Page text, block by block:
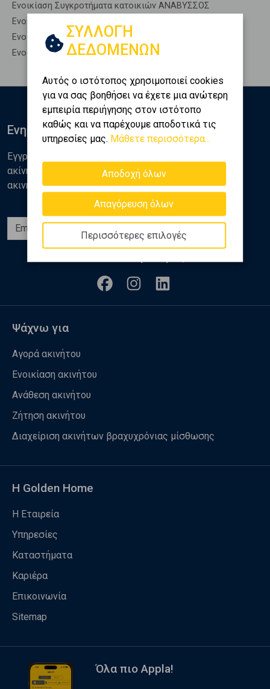
Ενοικίαση Συγκροτήματα κατοικιών ΑΝΑΒΥΣΣΟΣ
Ενοικίαση Υπόγεια ΑΝΑΒΥΣΣΟΣ
Ενοικίαση Υπόσκαφα ΑΝΑΒΥΣΣΟΣ
Ενοικίαση Υπολ. υψουν ΑΝΑΒΥΣΣΟΣ
ΣΥΛΛΟΓΗ
ΔΕΔΟΜΕΝΩΝ
Αυτός ο ιστότοπος χρησιμοποιεί cookies
για να σας βοηθήσει να έχετε μια ανώτερη
εμπειρία περιήγησης στον ιστότοπο
καθώς και να παρέχουμε αποδοτικά τις
υπηρεσίες μας. Μάθετε περισσότερα...
Αποδοχή όλων
Απαγόρευση όλων
Περισσότερες επιλογές
Ενημερωθείτε
Εγγραφείτε στο newsletter της Golden Home για νέα
ακίνητα, αναλύσεις και διάφορα θέματα της αγοράς
ακινήτων
Ψάχνω για
Αγορά ακινήτου
Ενοικίαση ακινήτου
Ανάθεση ακινήτου
Ζήτηση ακινήτου
Διαχείριση ακινήτων βραχυχρόνιας μίσθωσης
Η Golden Home
Η Εταιρεία
Υπηρεσίες
Καταστήματα
Καριέρα
Επικοινωνία
Sitemap
Όλα πιο Appla!